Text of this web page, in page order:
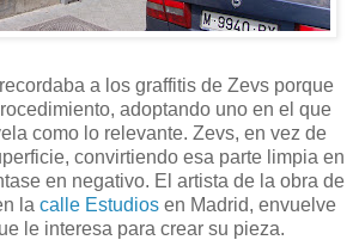
a los graffitis de Zevs porque
adoptando uno en el que
como lo relevante. Zevs, en vez de
convirtiendo esa parte limpia en
en negativo. El artista de la obra de
la calle Estudios en Madrid, envuelve
le interesa para crear su pieza.